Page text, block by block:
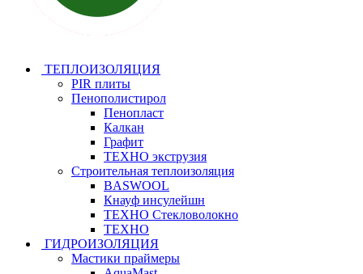
ТЕПЛОИЗОЛЯЦИЯ
PIR плиты
Пенополистирол
Пенопласт
Калкан
Графит
ТЕХНО экструзия
Строительная теплоизоляция
BASWOOL
Кнауф инсулейшн
ТЕХНО Стекловолокно
ТЕХНО
ГИДРОИЗОЛЯЦИЯ
Мастики праймеры